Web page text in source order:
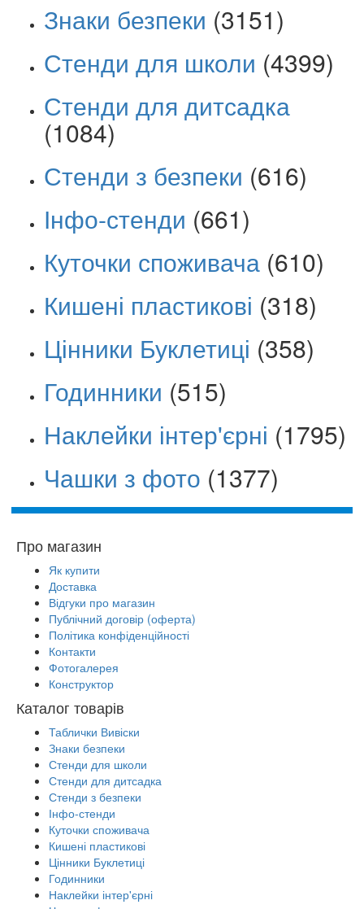
Знаки безпеки (3151)
Стенди для школи (4399)
Стенди для дитсадка
(1084)
Стенди з безпеки (616)
Інфо-стенди (661)
Куточки споживача (610)
Кишені пластикові (318)
Цінники Буклетиці (358)
Годинники (515)
Наклейки інтер'єрні (1795)
Чашки з фото (1377)
Про магазин
Як купити
Доставка
Відгуки про магазин
Публічний договір (оферта)
Політика конфіденційності
Контакти
Фотогалерея
Конструктор
Каталог товарів
Таблички Вивіски
Знаки безпеки
Стенди для школи
Стенди для дитсадка
Стенди з безпеки
Інфо-стенди
Куточки споживача
Кишені пластикові
Цінники Буклетиці
Годинники
Наклейки інтер'єрні